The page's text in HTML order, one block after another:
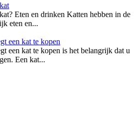
Eten en drinken Katten hebben in de
eten en...
een kat te kopen
een kat te kopen is het belangrijk dat u
Een kat...